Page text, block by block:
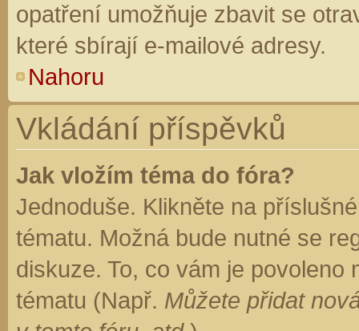
opatření umožňuje zbavit se
které sbírají e-mailové adresy.
Nahoru
Vkládání příspěvků
Jak vložím téma do fóra?
Jednoduše. Klikněte na
tématu. Možná bude nutné se
diskuze. To, co vám je
tématu (Např. Můžete přidat